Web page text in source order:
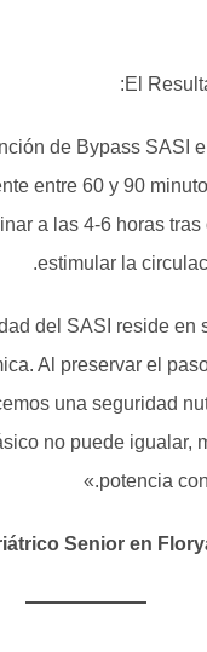
El
de Bypass SASI
entre 60 y 90
a las 4-6 horas
estimular la
del SASI reside
Al preservar el
una seguridad
no puede igualar,
potencia
Senior en